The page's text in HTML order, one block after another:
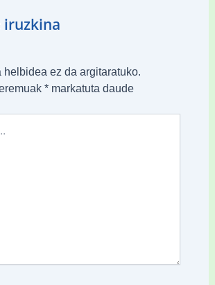
iruzkina
helbidea ez da argitaratuko.
*markatuta daude